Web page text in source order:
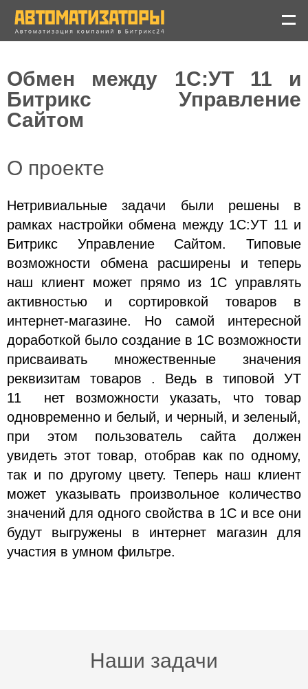
8(863) 309-08-25
Москва
8(499) 350-31-35
info@avtomatizatory.ru
Обмен между 1С:УТ 11 и
Битрикс Управление
Сайтом
О проекте
Нетривиальные задачи были решены в
рамках настройки обмена между 1С:УТ 11 и
Битрикс Управление Сайтом. Типовые
возможности обмена расширены и теперь
наш клиент может прямо из 1С управлять
активностью и сортировкой товаров в
интернет-магазине. Но самой интересной
доработкой было создание в 1С возможности
присваивать множественные значения
реквизитам товаров . Ведь в типовой УТ
11 нет возможности указать, что товар
одновременно и белый, и черный, и зеленый,
при этом пользователь сайта должен
увидеть этот товар, отобрав как по одному,
так и по другому цвету. Теперь наш клиент
может указывать произвольное количество
значений для одного свойства в 1С и все они
будут выгружены в интернет магазин для
участия в умном фильтре.
Наши задачи